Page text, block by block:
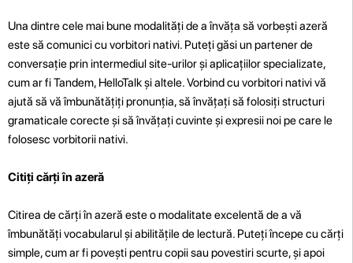
Una dintre cele mai bune modalități de a învăța să vorbești azeră
este să comunici cu vorbitori nativi. Puteți găsi un partener de
conversație prin intermediul site-urilor și aplicațiilor specializate,
cum ar fi Tandem, HelloTalk și altele. Vorbind cu vorbitori nativi vă
ajută să vă îmbunătățiți pronunția, să învățați să folosiți structuri
gramaticale corecte și să învățați cuvinte și expresii noi pe care le
folosesc vorbitorii nativi.
Citiți cărți în azeră
Citirea de cărți în azeră este o modalitate excelentă de a vă
îmbunătăți vocabularul și abilitățile de lectură. Puteți începe cu cărți
simple, cum ar fi povești pentru copii sau povestiri scurte, și apoi